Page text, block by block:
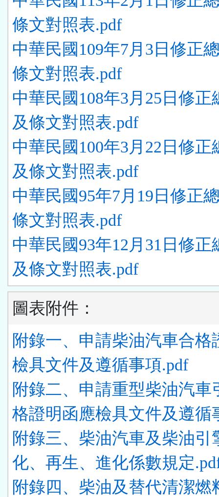
條文對照表.pdf
中華民國109年7月3日修正
條文對照表.pdf
中華民國108年3月25日修正
及條文對照表.pdf
中華民國100年3月22日修正
及條文對照表.pdf
中華民國95年7月19日修正
條文對照表.pdf
中華民國93年12月31日修正
及條文對照表.pdf
圖表附件：
附錄一、申請柴油汽車合格
檢具文件及遵循事項.pdf
附錄二、申請重型柴油汽車
格證明函應檢具文件及遵循
附錄三、柴油汽車及柴油引
化、再生、進化係數規定
附錄四、柴油及替代清潔燃